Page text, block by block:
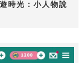
時光：小人物說